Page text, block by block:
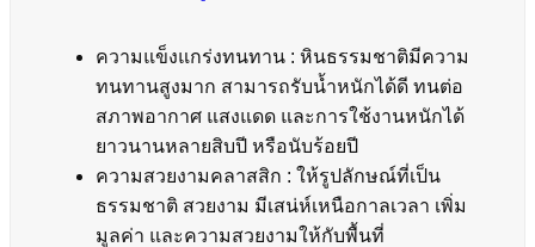
ความแข็งแกร่งทนทาน : หินธรรมชาติมีความ
ทนทานสูงมาก สามารถรับน้ำหนักได้ดี ทนต่อ
สภาพอากาศ แสงแดด และการใช้งานหนักได้
ยาวนานหลายสิบปี หรือนับร้อยปี
ความสวยงามคลาสสิก : ให้รูปลักษณ์ที่เป็น
ธรรมชาติ สวยงาม มีเสน่ห์เหนือกาลเวลา เพิ่ม
มูลค่า และความสวยงามให้กับพื้นที่